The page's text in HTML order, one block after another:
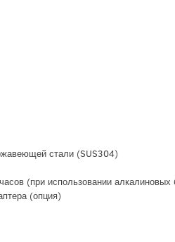
стали (SUS304)
(при использовании алкалиновых
(опция)